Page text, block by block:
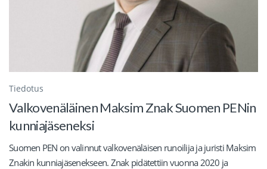
Tiedotus
Valkovenäläinen Maksim Znak Suomen PENin
kunniajäseneksi
Suomen PEN on valinnut valkovenäläisen runoilija ja juristi Maksim
Znakin kunniajäsenekseen. Znak pidätettiin vuonna 2020 ja